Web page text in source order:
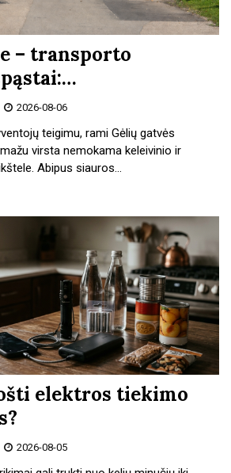
– transporto
2026-08-06
teigimu, rami Gėlių gatvės
virsta nemokama keleivinio ir
Abipus siauros…
elektros tiekimo
2026-08-05